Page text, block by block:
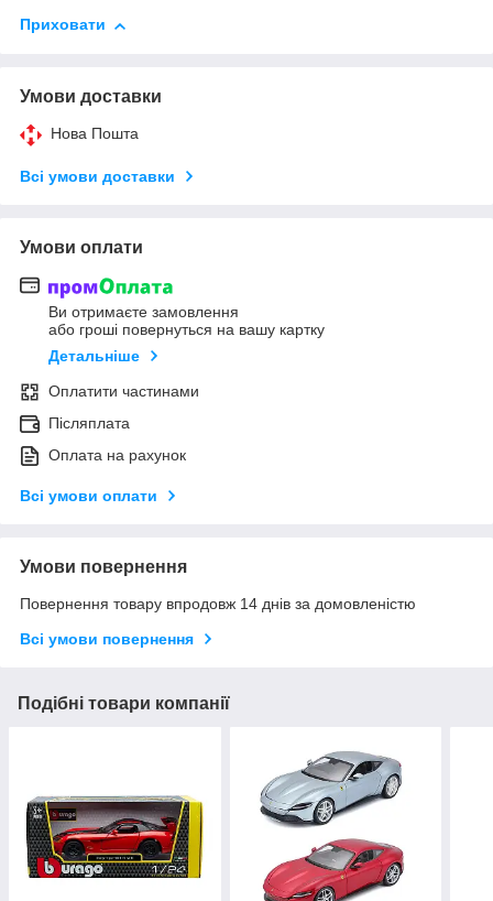
Приховати
Умови доставки
Нова Пошта
Всі умови доставки
Умови оплати
Ви отримаєте замовлення
або гроші повернуться на вашу картку
Детальніше
Оплатити частинами
Післяплата
Оплата на рахунок
Всі умови оплати
Умови повернення
Повернення товару впродовж 14 днів за домовленістю
Всі умови повернення
Подібні товари компанії